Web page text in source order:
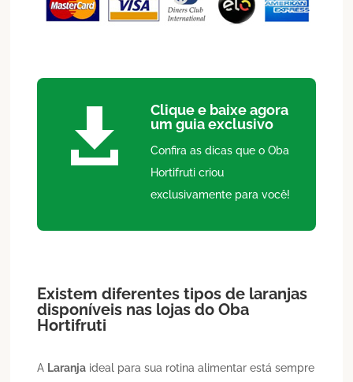

Clique e baixe agora
um guia exclusivo
Confira as dicas que o Oba
Hortifruti criou
exclusivamente para você!
Existem diferentes tipos de laranjas
disponíveis nas lojas do Oba
Hortifruti
A Laranja ideal para sua rotina alimentar está sempre